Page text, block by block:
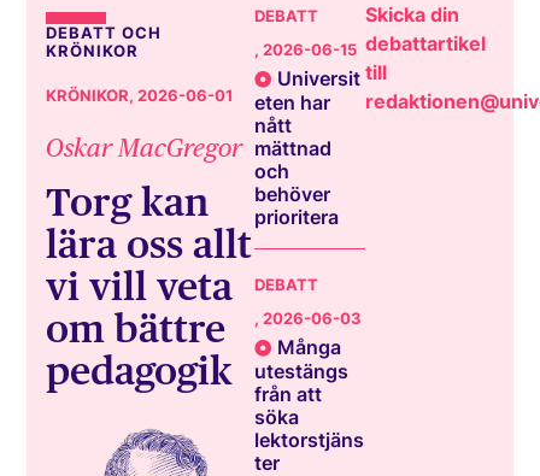
DEBATT OCH
KRÖNIKOR
KRÖNIKOR, 2026-06-01
Oskar MacGregor
Torg kan
lära oss allt
vi vill veta
om bättre
pedagogik
DEBATT
, 2026-06-15
Universit
eten har
nått
mättnad
och
behöver
prioritera
DEBATT
, 2026-06-03
Många
utestängs
från att
söka
lektorstjäns
ter
Skicka din
debattartikel
till